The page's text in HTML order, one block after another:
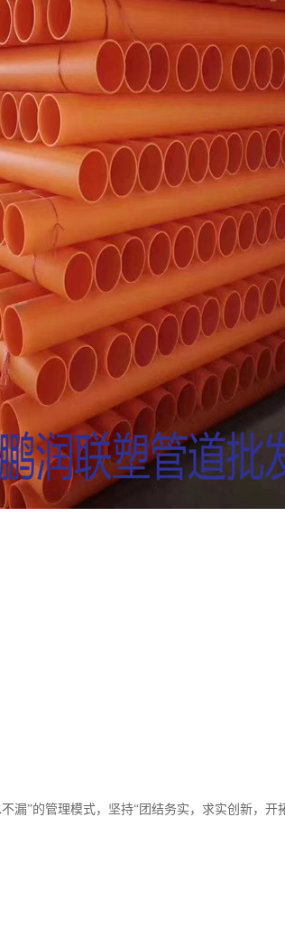
漏”的管理模式，坚持“团结务实，求实创新，开